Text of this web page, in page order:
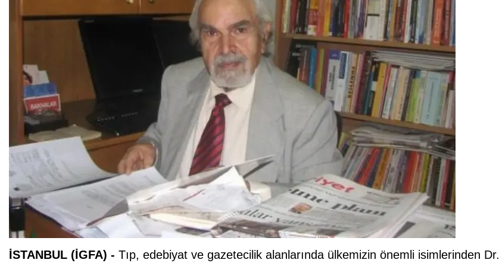
İSTANBUL (İGFA) - Tıp, edebiyat ve gazetecilik alanlarında ülkemizin önemli isimlerinden Dr.